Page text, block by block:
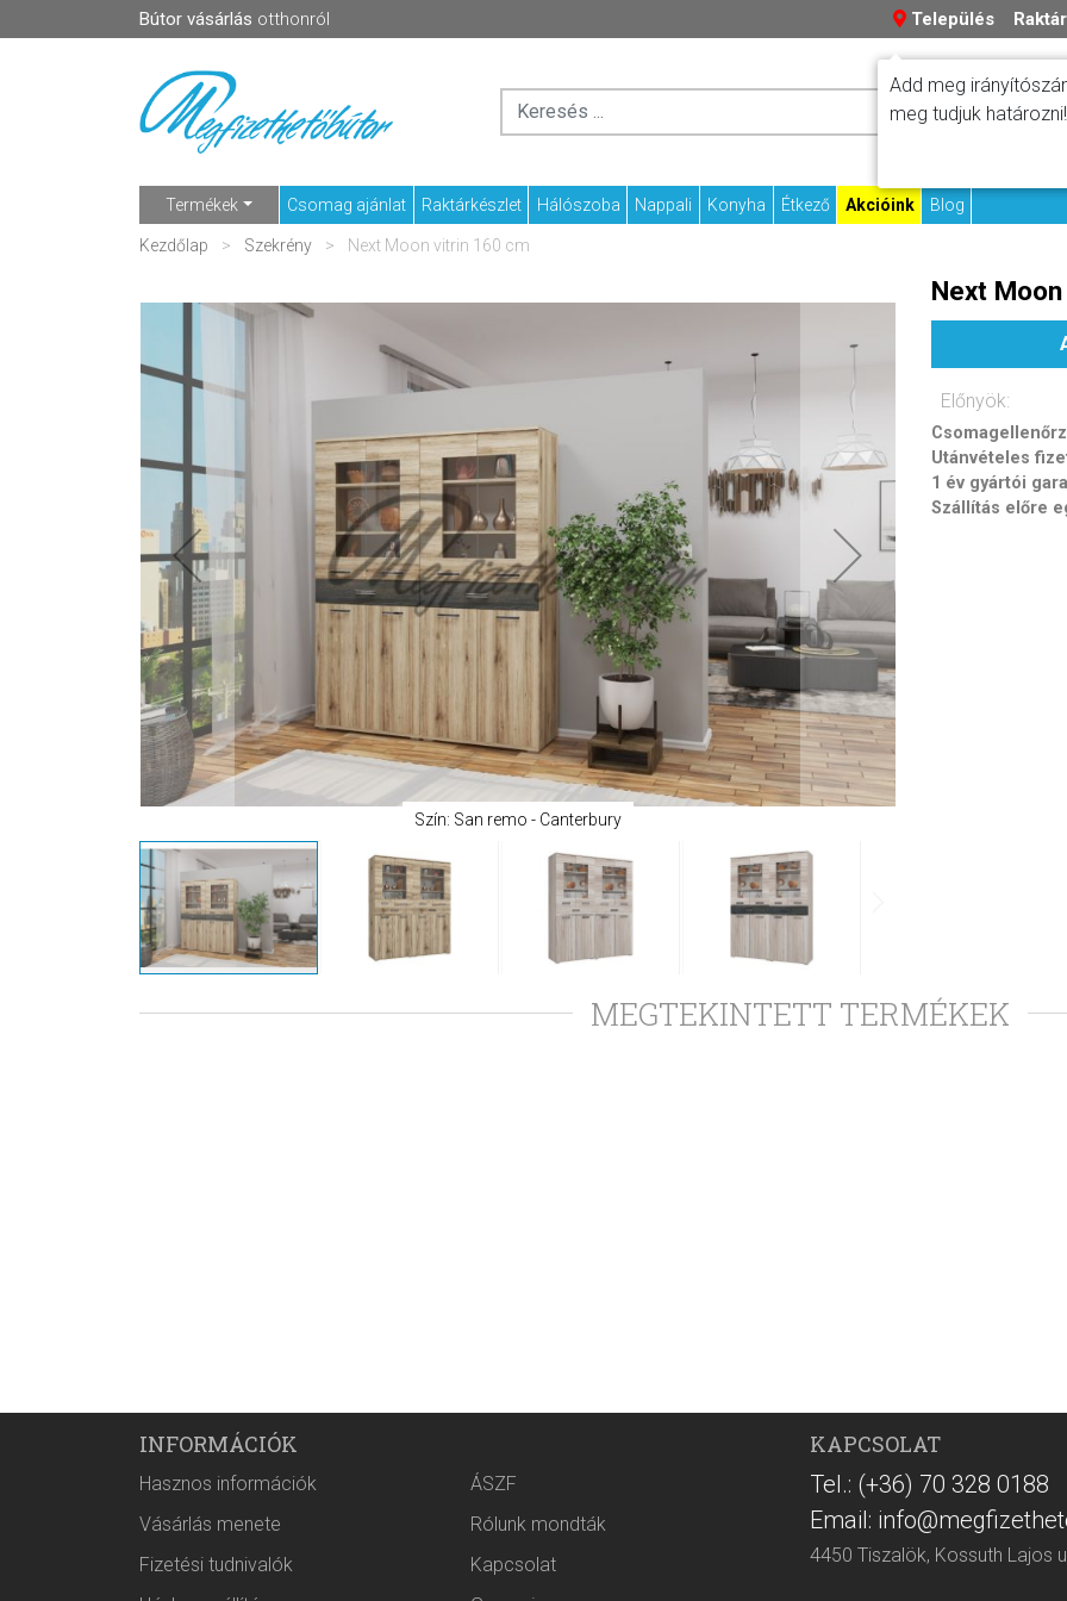
Bútor vásárlás otthonról Település
Fizetési
Termékek Csomag ajánlat Raktárkészlet Hálószoba Nappali Konyha Étkező Akcióink Blog
Kezdőlap Szekrény Next Moon vitrin 160 cm
Szín: San remo - Canterbury
Next
Előnyök:
Utánvételes
1 év gyártói
Szállítás előre
MEGTEKINTETT TERMÉKEK
INFORMÁCIÓK
Hasznos információk
ÁSZF
Vásárlás menete
Rólunk mondták
Fizetési tudnivalók
Kapcsolat
KAPCSOLAT
Tel.: (+36) 70 328 0188
Email:
4450 Tiszalök, Kossuth Lajos
Add meg
meg tudjuk határozni!